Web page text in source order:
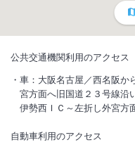
公共交通機関利用のアクセス
車：大阪名古屋／西名阪か
宮方面へ旧国道２３号線沿
伊勢西ＩＣ～左折し外宮方
自動車利用のアクセス